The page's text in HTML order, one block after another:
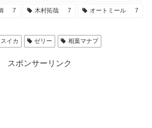
7 木村拓哉 7 オートミール 7
スイカ ゼリー 相葉マナブ
スポンサーリンク